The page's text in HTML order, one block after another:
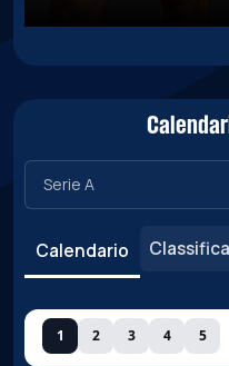
Calendario Classifica
1 2 3 4 5